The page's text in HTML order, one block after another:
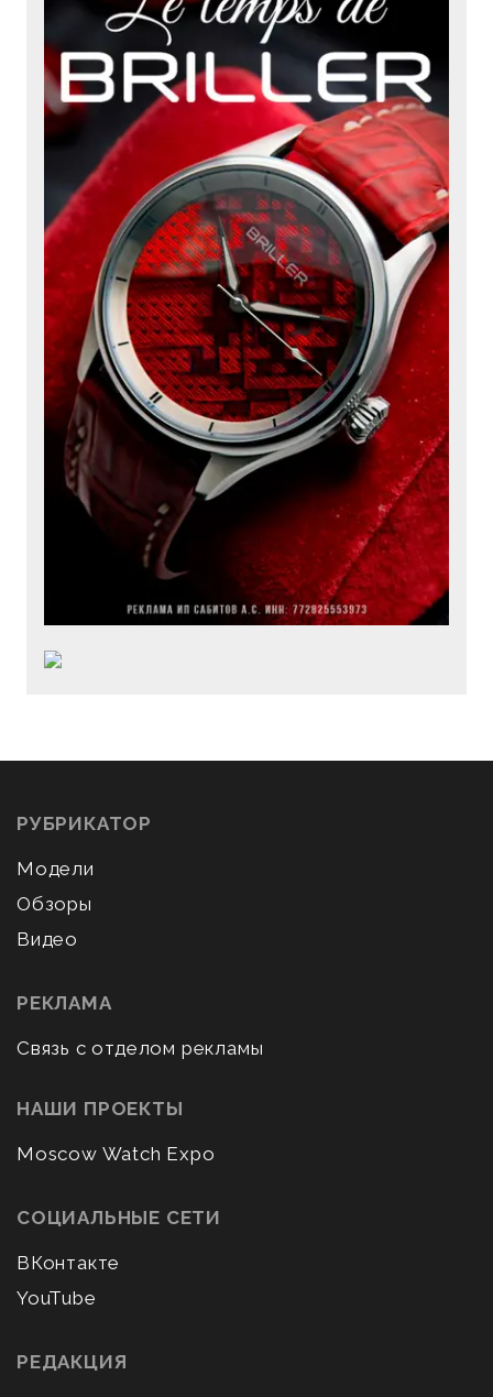
РУБРИКАТОР
Модели
Обзоры
Видео
РЕКЛАМА
Связь с отделом рекламы
НАШИ ПРОЕКТЫ
Moscow Watch Expo
СОЦИАЛЬНЫЕ СЕТИ
ВКонтакте
YouTube
РЕДАКЦИЯ